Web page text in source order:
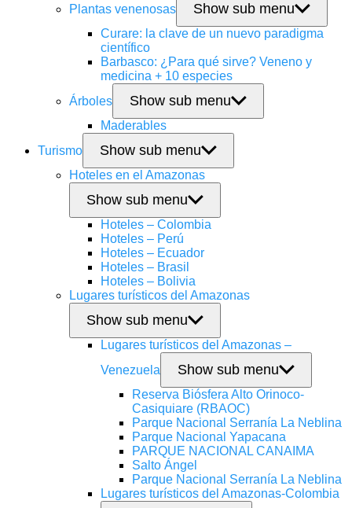
Plantas venenosas
Show sub menu
Curare: la clave de un nuevo paradigma
científico
Barbasco: ¿Para qué sirve? Veneno y
medicina + 10 especies
Árboles
Show sub menu
Maderables
Turismo
Show sub menu
Hoteles en el Amazonas
Show sub menu
Hoteles – Colombia
Hoteles – Perú
Hoteles – Ecuador
Hoteles – Brasil
Hoteles – Bolivia
Lugares turísticos del Amazonas
Show sub menu
Lugares turísticos del Amazonas –
Venezuela
Show sub menu
Reserva Biósfera Alto Orinoco-
Casiquiare (RBAOC)
Parque Nacional Serranía La Neblina
Parque Nacional Yapacana
PARQUE NACIONAL CANAIMA
Salto Ángel
Parque Nacional Serranía La Neblina
Lugares turísticos del Amazonas-Colombia